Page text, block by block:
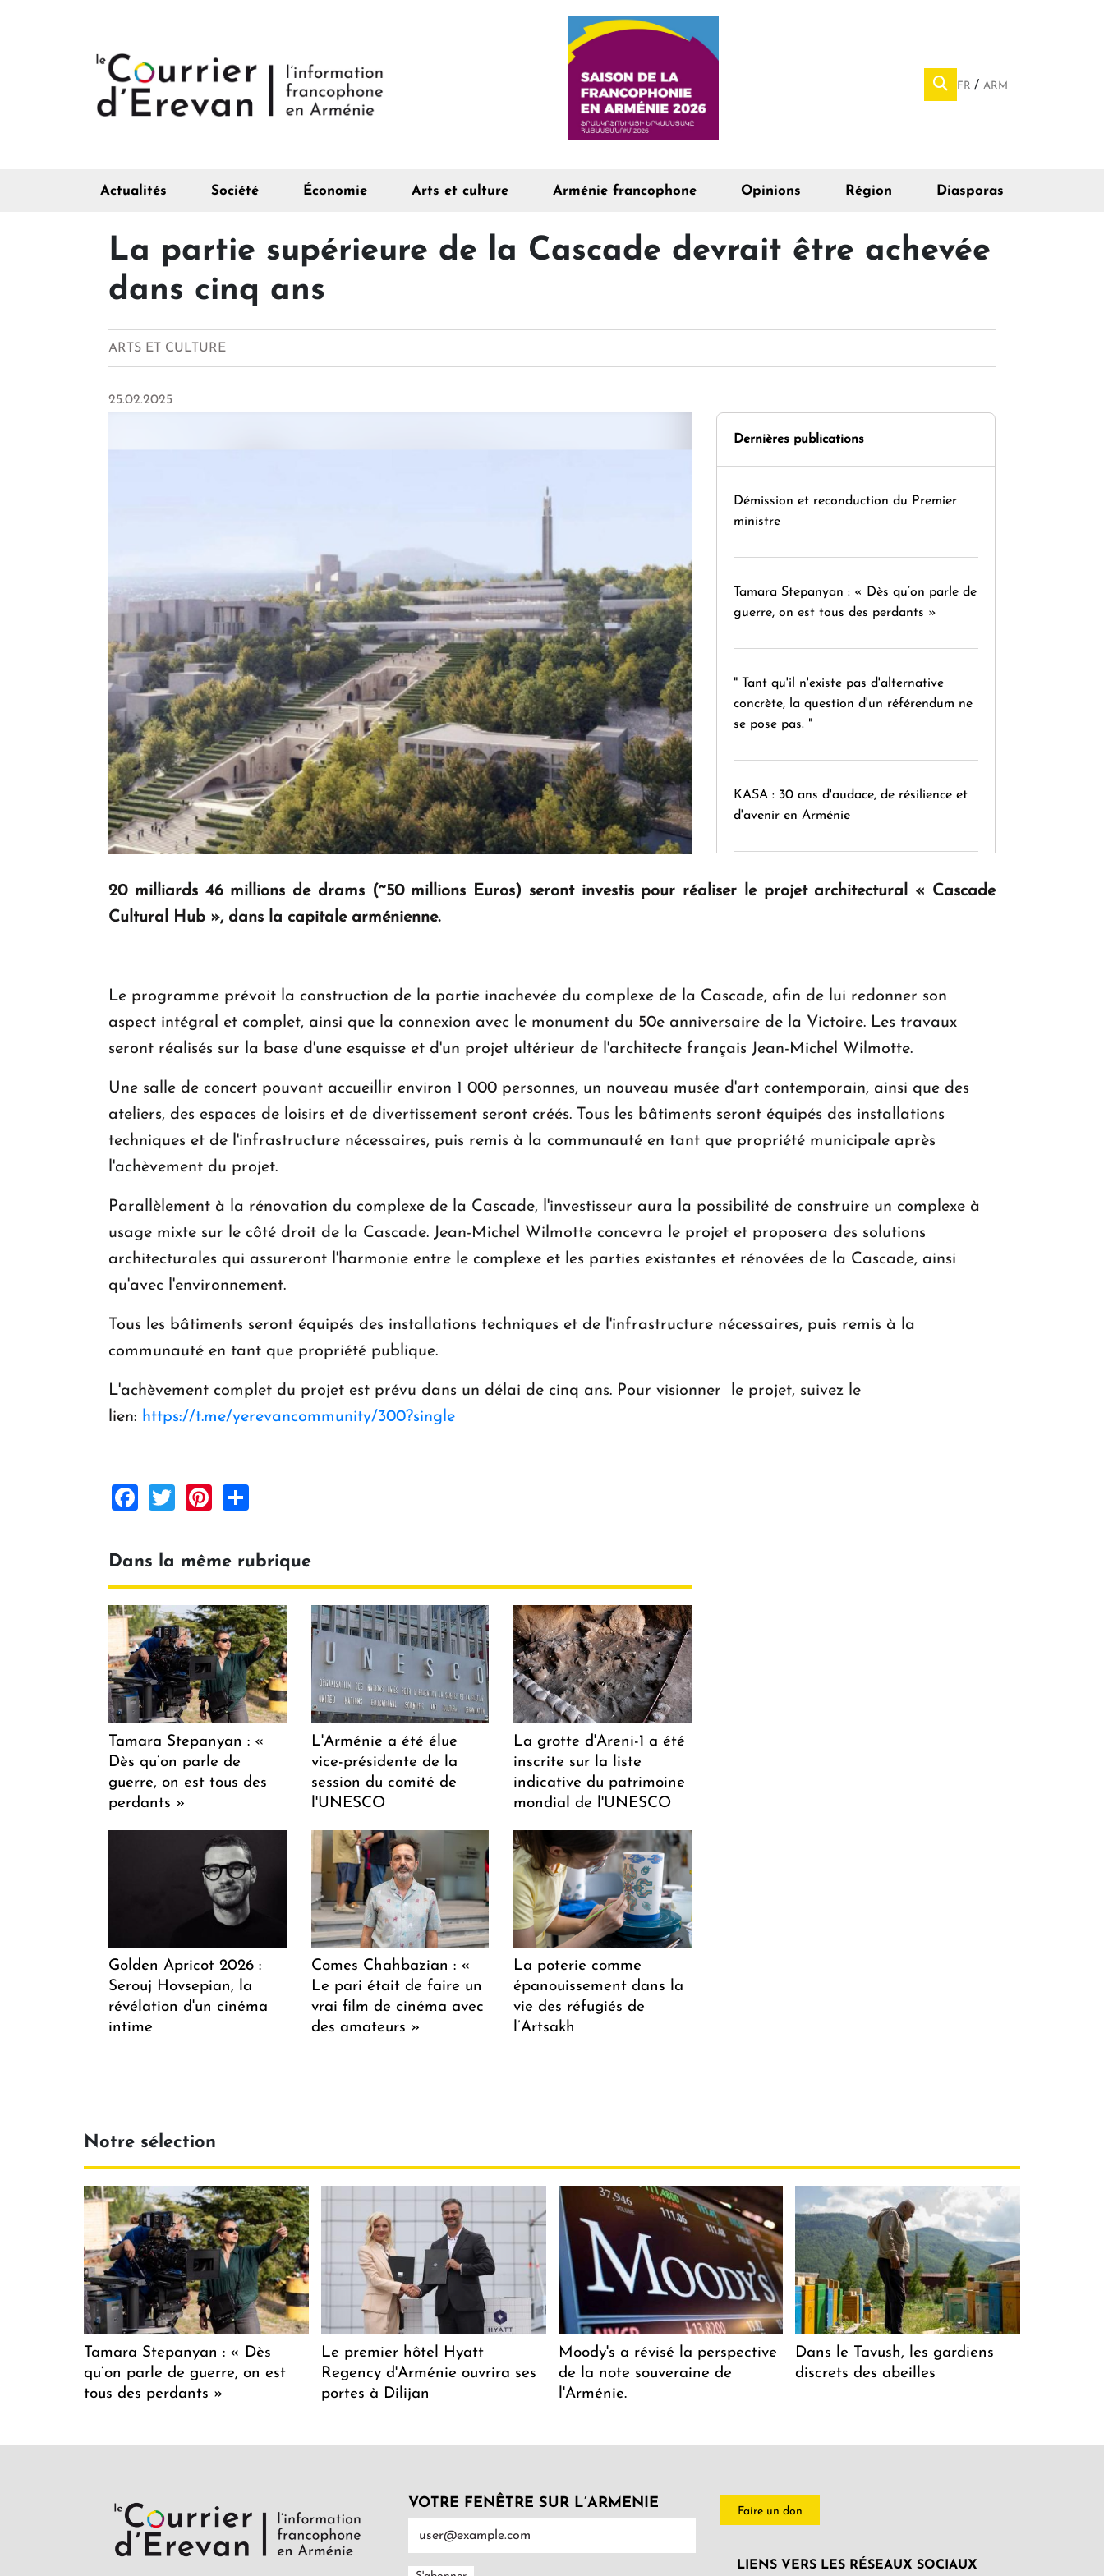
FR ARM
Actualités Société Économie Arts et culture Arménie francophone Opinions Région Diasporas
La partie supérieure de la Cascade devrait être achevée
dans cinq ans
ARTS ET CULTURE
25.02.2025
Dernières publications
Démission et reconduction du Premier
ministre
Tamara Stepanyan : « Dès qu’on parle de
guerre, on est tous des perdants »
" Tant qu'il n'existe pas d'alternative
concrète, la question d'un référendum ne
se pose pas. "
KASA : 30 ans d'audace, de résilience et
d'avenir en Arménie
Le premier hôtel Hyatt Regency
20 milliards 46 millions de drams (~50 millions Euros) seront investis pour réaliser le projet architectural « Cascade
Cultural Hub », dans la capitale arménienne.
Le programme prévoit la construction de la partie inachevée du complexe de la Cascade, afin de lui redonner son
aspect intégral et complet, ainsi que la connexion avec le monument du 50e anniversaire de la Victoire. Les travaux
seront réalisés sur la base d'une esquisse et d'un projet ultérieur de l'architecte français Jean-Michel Wilmotte.
Une salle de concert pouvant accueillir environ 1 000 personnes, un nouveau musée d'art contemporain, ainsi que des
ateliers, des espaces de loisirs et de divertissement seront créés. Tous les bâtiments seront équipés des installations
techniques et de l'infrastructure nécessaires, puis remis à la communauté en tant que propriété municipale après
l'achèvement du projet.
Parallèlement à la rénovation du complexe de la Cascade, l'investisseur aura la possibilité de construire un complexe à
usage mixte sur le côté droit de la Cascade. Jean-Michel Wilmotte concevra le projet et proposera des solutions
architecturales qui assureront l'harmonie entre le complexe et les parties existantes et rénovées de la Cascade, ainsi
qu'avec l'environnement.
Tous les bâtiments seront équipés des installations techniques et de l'infrastructure nécessaires, puis remis à la
communauté en tant que propriété publique.
L'achèvement complet du projet est prévu dans un délai de cinq ans. Pour visionner le projet, suivez le
lien: https://t.me/yerevancommunity/300?single
Facebook
TwitterPinterest
Dans la même rubrique
Tamara Stepanyan : «
Dès qu’on parle de
guerre, on est tous des
perdants »
L'Arménie a été élue
vice-présidente de la
session du comité de
l'UNESCO
La grotte d'Areni-1 a été
inscrite sur la liste
indicative du patrimoine
mondial de l'UNESCO
Golden Apricot 2026 :
Serouj Hovsepian, la
révélation d'un cinéma
intime
Comes Chahbazian : «
Le pari était de faire un
vrai film de cinéma avec
des amateurs »
La poterie comme
épanouissement dans la
vie des réfugiés de
l’Artsakh
Notre sélection
Tamara Stepanyan : « Dès
qu’on parle de guerre, on est
tous des perdants »
Le premier hôtel Hyatt
Regency d'Arménie ouvrira ses
portes à Dilijan
Moody's a révisé la perspective
de la note souveraine de
l'Arménie.
Dans le Tavush, les gardiens
discrets des abeilles
VOTRE FENÊTRE SUR L’ARMENIE
Faire un don
LIENS VERS LES RÉSEAUX SOCIAUX